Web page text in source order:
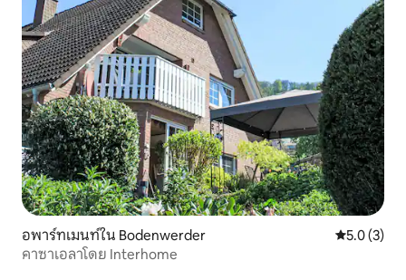
อพาร์ทเมนท์ใน Bodenwerder คะแนนเฉลี่
5.0 (3)
คาซาเอลาโดย Interhome